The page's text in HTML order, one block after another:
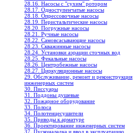
28.16. Насосы с "сухим" ротором
28.17. Одноступенчатые насосы
28.18. Опрессовочные насосы
28.19. Перистальтические насосы
28.20. Погружные насосы
28.21. Ручные насосы
28.22. Самовсасывающие насосы
28.23. Скважинные насосы
28.24. Установки аэрации сточных вод
28.25. Фекальные насосы
28.26. Центробежные насосы
28.27. Циркуляционные насосы
29. Обслуживание, ремонт и реконструкция
инженерных систем
30. Писсуары
31. Поддоны душевые
32. Пожарное оборудование
33. Полоса
34. Полотенцесушители
35. Приводы к арматуре
36. Проектирование инженерных систем
37. Пусконаладка и ввод в эксплуатацию